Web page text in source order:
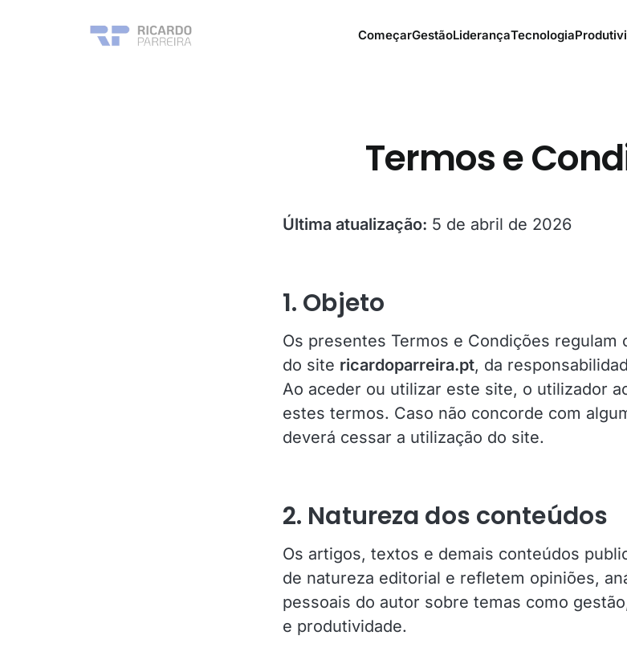
ComeçarGestãoLiderançaTecnologia
Termos e
Última atualização: 5 de abril de 2026
1. Objeto
Os presentes Termos e Condições regulam
do site ricardoparreira.pt, da
Ao aceder ou utilizar este site, o utilizador
estes termos. Caso não concorde com
deverá cessar a utilização do site.
2. Natureza dos conteúdos
Os artigos, textos e demais conteúdos
de natureza editorial e refletem opiniões,
pessoais do autor sobre temas como
e produtividade.